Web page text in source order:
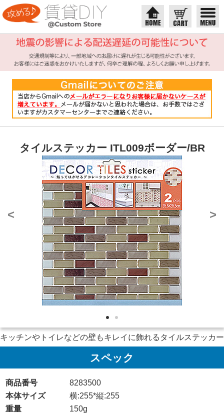
タイルステッカー ITL009ボーダー/BR
< >
キッチンやトイレなどの壁もキレイに飾れるタイルステッカー
スペック
商品番号
8283500
本体サイズ
横:255*縦:255
重量
150g